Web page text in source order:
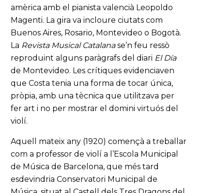
amèrica amb el pianista valencià Leopoldo
Magenti. La gira va incloure ciutats com
Buenos Aires, Rosario, Montevideo o Bogotà.
La Revista Musical Catalanase’n feu ressò
reproduint alguns paràgrafs del diari El Día
de Montevideo. Les crítiques evidenciaven
que Costa tenia una forma de tocar única,
pròpia, amb una tècnica que utilitzava per
fer art i no per mostrar el domini virtuós del
violí.
Aquell mateix any (1920) començà a treballar
com a professor de violí a l’Escola Municipal
de Música de Barcelona, que més tard
esdevindria Conservatori Municipal de